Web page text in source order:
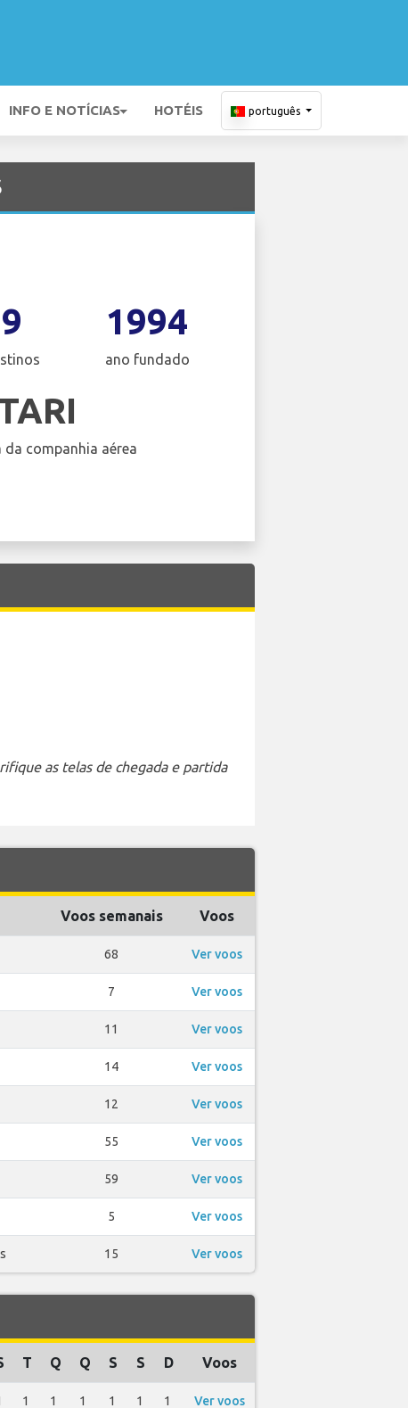
INFO E NOTÍCIAS HOTÉIS português
9 1994
ano fundado
da companhia aérea
as telas de chegada e partida
Voos semanais Voos
68 Ver voos
7 Ver voos
11 Ver voos
14 Ver voos
12 Ver voos
55 Ver voos
59 Ver voos
5 Ver voos
15 Ver voos
T Q Q S S D Voos
1 1 1 1 1 1 Ver voos